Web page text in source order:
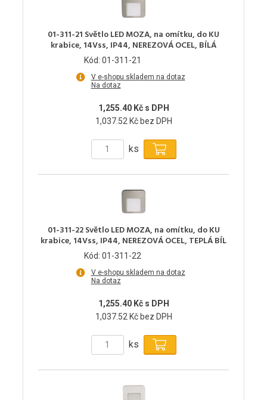
01-311-21 Světlo LED MOZA, na omítku, do KU
krabice, 14Vss, IP44, NEREZOVÁ OCEL, BÍLÁ
Kód: 01-311-21
V e-shopu skladem na dotaz
Na dotaz
1,255.40 Kč s DPH
1,037.52 Kč bez DPH
ks
01-311-22 Světlo LED MOZA, na omítku, do KU
krabice, 14Vss, IP44, NEREZOVÁ OCEL, TEPLÁ BÍL
Kód: 01-311-22
V e-shopu skladem na dotaz
Na dotaz
1,255.40 Kč s DPH
1,037.52 Kč bez DPH
ks